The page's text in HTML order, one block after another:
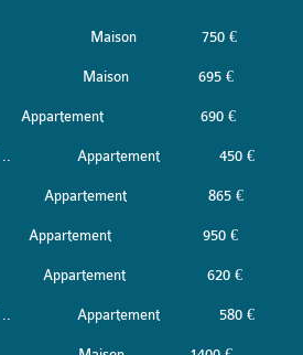
Maison 750 €
Maison 695 €
Appartement 690 €
Appartement 450 €
Appartement 865 €
Appartement 950 €
Appartement 620 €
Appartement 580 €